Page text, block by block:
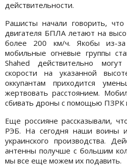
действительности.
Рашисты начали говорить,
двигателя БПЛА летают на
более 200 км/ч. Якобы из-
мобильные огневые группы
Shahed действительно могут
скорости на указанной
оккупантам приходится
жертвовать расстоянием.
сбивать дроны с помощью ПЗРК
Еще россияне рассказывали,
РЭБ. На сегодня наши воины
украинского производства.
антенны получше с большим
мы все еще можем их подавить.